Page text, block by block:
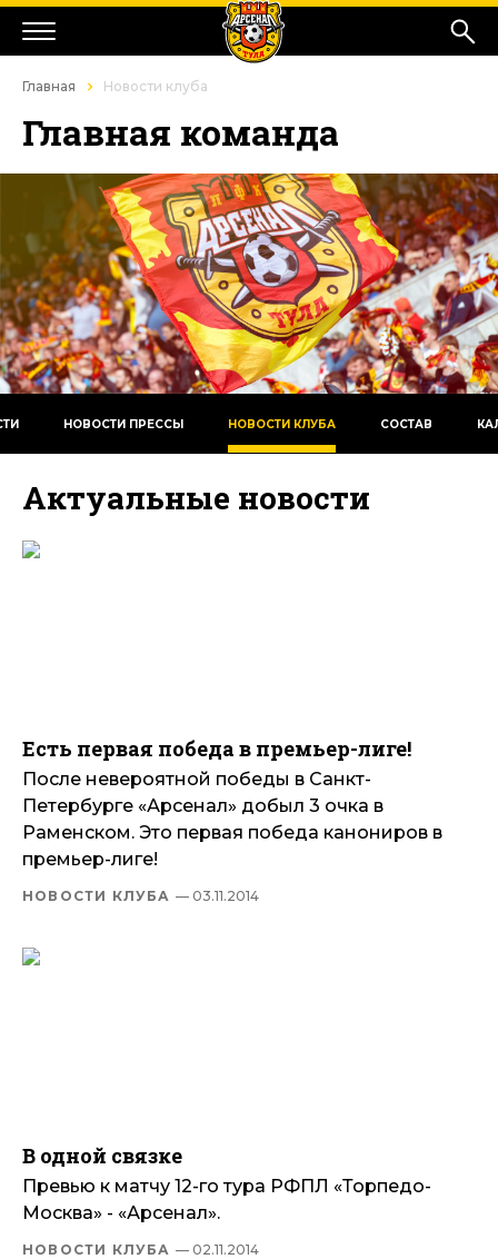
Главная Новости клуба
Главная команда
НОВОСТИ ПРЕССЫ НОВОСТИ КЛУБА СОСТАВ
Актуальные новости
Есть первая победа в премьер-лиге!
После невероятной победы в Санкт-
Петербурге «Арсенал» добыл 3 очка в
Раменском. Это первая победа канониров в
премьер-лиге!
НОВОСТИ КЛУБА — 03.11.2014
В одной связке
Превью к матчу 12-го тура РФПЛ «Торпедо-
Москва» - «Арсенал».
НОВОСТИ КЛУБА — 02.11.2014